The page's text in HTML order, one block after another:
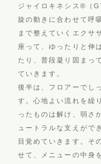
ジャイロキネシス®（
旋の動きに合わせて呼
まで整えていくエクサ
座って、ゆったりと伸
たり、普段凝り固まっ
ていきます。
後半は、フロアーでし
す。心地よい流れを繰
ったものは解け、弱さ
ュートラルな支えがで
目覚めていきます。そ
せて、メニューの中身